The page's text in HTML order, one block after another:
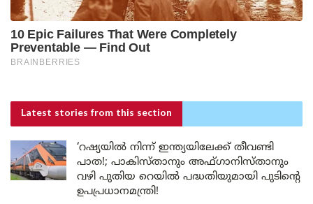
Latest stories from this section
‘റഷ്യയിൽ നിന്ന് ഇന്ത്യയിലേക്ക് തീവണ്ടി
പാത!; പാകിസ്താനും അഫ്ഗാനിസ്താനും
വഴി പുതിയ റെയിൽ പദ്ധതിയുമായി പുടിന്റെ
ഉപപ്രധാനമന്ത്രി!